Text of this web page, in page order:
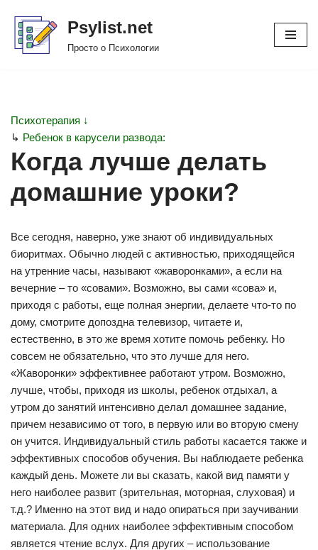
Перейти
Psylist.net
Просто о Психологии
Психотерапия ↓
↳ Ребенок в карусели развода:
Когда лучше делать
домашние уроки?
Все сегодня, наверно, уже знают об индивидуальных
биоритмах. Обычно людей с активностью, приходящейся
на утренние часы, называют «жаворонками», а если на
вечерние – то «совами». Возможно, вы сами «сова» и,
приходя с работы, еще полная энергии, делаете что-то по
дому, смотрите допоздна телевизор, читаете и,
естественно, в это же время хотите помочь ребенку. Но
совсем не обязательно, что это лучше для него.
«Жаворонки» эффективнее работают утром. Возможно,
лучше, чтобы, приходя из школы, ребенок отдыхал, а
утром до занятий интенсивно делал домашнее задание,
причем независимо от того, в первую или во вторую смену
он учится. Индивидуальный стиль работы касается также и
эффективных способов обучения. Вы наблюдаете ребенка
каждый день. Можете ли вы сказать, какой вид памяти у
него наиболее развит (зрительная, моторная, слуховая) и
т.д.? Именно на этот вид и надо опираться при заучивании
материала. Для одних наиболее эффективным способом
является чтение вслух. Для других – использование